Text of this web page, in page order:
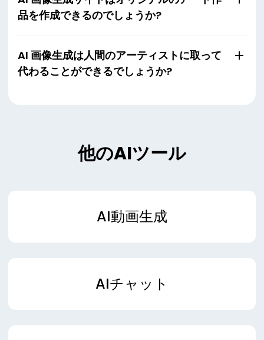
品を作成できるのでしょうか?
AI 画像生成は人間のアーティストに取って
代わることができるでしょうか?
他のAIツール
AI動画生成
AIチャット